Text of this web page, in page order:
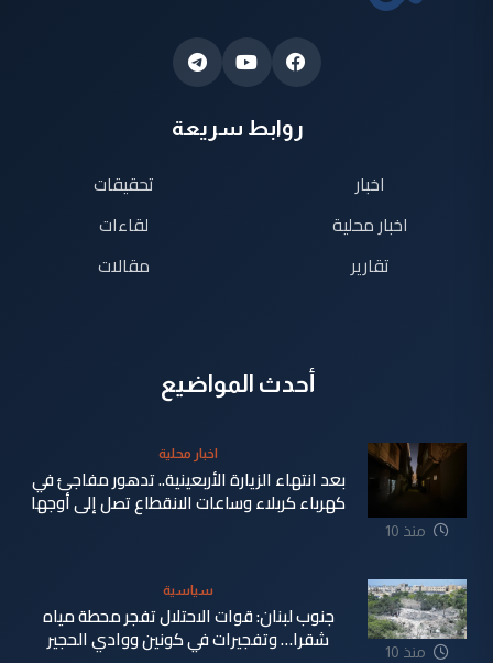
روابط سريعة
اخبار
اخبار محلية
تقارير
تحقيقات
لقاءات
مقالات
أحدث المواضيع
منذ 10
اخبار محلية
بعد انتهاء الزيارة الأربعينية.. تدهور مفاجئ في
كهرباء كربلاء وساعات الانقطاع تصل إلى أوجها
منذ 10
سياسية
جنوب لبنان: قوات الاحتلال تفجر محطة مياه
شقرا… وتفجيرات في كونين ووادي الحجير